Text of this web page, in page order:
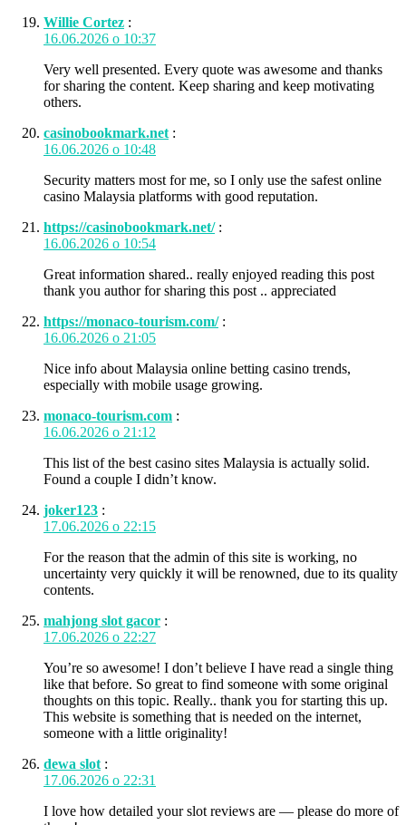
Willie Cortez :
16.06.2026 о 10:37
Very well presented. Every quote was awesome and thanks
for sharing the content. Keep sharing and keep motivating
others.
casinobookmark.net :
16.06.2026 о 10:48
Security matters most for me, so I only use the safest online
casino Malaysia platforms with good reputation.
https://casinobookmark.net/ :
16.06.2026 о 10:54
Great information shared.. really enjoyed reading this post
thank you author for sharing this post .. appreciated
https://monaco-tourism.com/ :
16.06.2026 о 21:05
Nice info about Malaysia online betting casino trends,
especially with mobile usage growing.
monaco-tourism.com :
16.06.2026 о 21:12
This list of the best casino sites Malaysia is actually solid.
Found a couple I didn’t know.
joker123 :
17.06.2026 о 22:15
For the reason that the admin of this site is working, no
uncertainty very quickly it will be renowned, due to its quality
contents.
mahjong slot gacor :
17.06.2026 о 22:27
You’re so awesome! I don’t believe I have read a single thing
like that before. So great to find someone with some original
thoughts on this topic. Really.. thank you for starting this up.
This website is something that is needed on the internet,
someone with a little originality!
dewa slot :
17.06.2026 о 22:31
I love how detailed your slot reviews are — please do more of